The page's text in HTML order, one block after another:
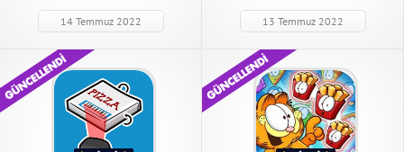
14 Temmuz 2022 13 Temmuz 2022